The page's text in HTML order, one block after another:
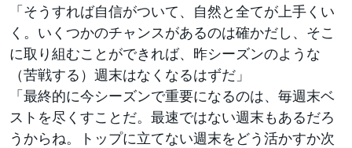
「そうすれば自信がついて、自然と全てが上手くい
く。いくつかのチャンスがあるのは確かだし、そこ
に取り組むことができれば、昨シーズンのような
（苦戦する）週末はなくなるはずだ」
「最終的に今シーズンで重要になるのは、毎週末ベ
ストを尽くすことだ。最速ではない週末もあるだろ
うからね。トップに立てない週末をどう活かすか次